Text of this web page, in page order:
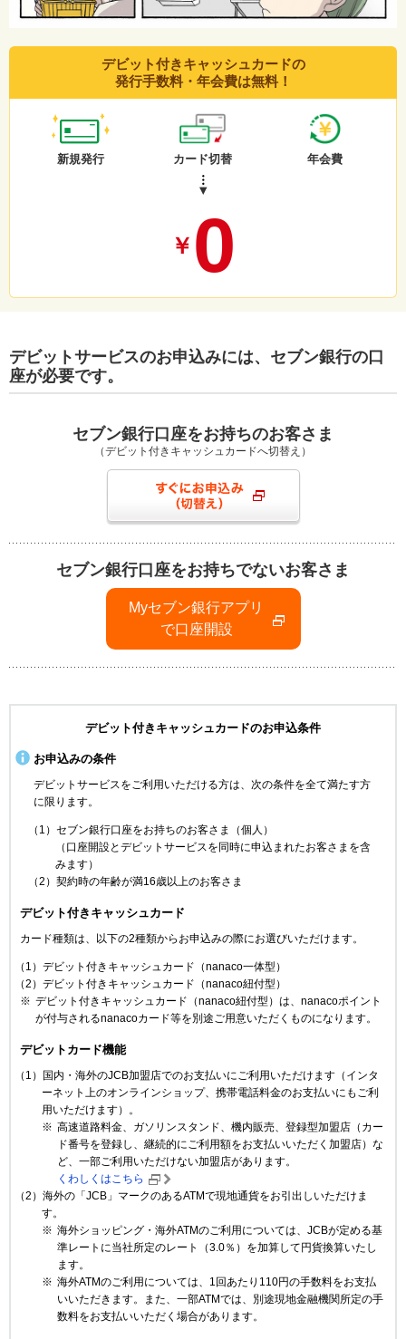
デビット付きキャッシュカードの
発行手数料・年会費は無料！
新規発行 カード切替 年会費
￥ 0
デビットサービスのお申込みには、セブン銀行の口
座が必要です。
セブン銀行口座をお持ちのお客さま
（デビット付きキャッシュカードへ切替え）
セブン銀行口座をお持ちでないお客さま
Myセブン銀行アプリ
で口座開設
デビット付きキャッシュカードのお申込条件
お申込みの条件
デビットサービスをご利用いただける方は、次の条件を全て満たす方
に限ります。
（1）セブン銀行口座をお持ちのお客さま（個人）
（口座開設とデビットサービスを同時に申込まれたお客さまを含
みます）
（2）契約時の年齢が満16歳以上のお客さま
デビット付きキャッシュカード
カード種類は、以下の2種類からお申込みの際にお選びいただけます。
（1）デビット付きキャッシュカード（nanaco一体型）
（2）デビット付きキャッシュカード（nanaco紐付型）
※ デビット付きキャッシュカード（nanaco紐付型）は、nanacoポイント
が付与されるnanacoカード等を別途ご用意いただくものになります。
デビットカード機能
（1）国内・海外のJCB加盟店でのお支払いにご利用いただけます（インタ
ーネット上のオンラインショップ、携帯電話料金のお支払いにもご利
用いただけます）。
※ 高速道路料金、ガソリンスタンド、機内販売、登録型加盟店（カー
ド番号を登録し、継続的にご利用額をお支払いいただく加盟店）な
ど、一部ご利用いただけない加盟店があります。
くわしくはこちら
（2）海外の「JCB」マークのあるATMで現地通貨をお引出しいただけま
す。
※ 海外ショッピング・海外ATMのご利用については、JCBが定める基
準レートに当社所定のレート（3.0％）を加算して円貨換算いたし
ます。
※ 海外ATMのご利用については、1回あたり110円の手数料をお支払
いいただきます。また、一部ATMでは、別途現地金融機関所定の手
数料をお支払いいただく場合があります。